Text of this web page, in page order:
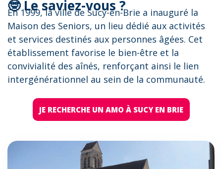
🤓 Le saviez-vous ?
En 1999, la ville de Sucy-en-Brie a inauguré la
Maison des Seniors, un lieu dédié aux activités
et services destinés aux personnes âgées. Cet
établissement favorise le bien-être et la
convivialité des aînés, renforçant ainsi le lien
intergénérationnel au sein de la communauté.
JE RECHERCHE UN AMO À SUCY EN BRIE